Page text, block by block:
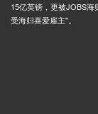
15亿英镑，更被JOBS海
受海归喜爱雇主"。